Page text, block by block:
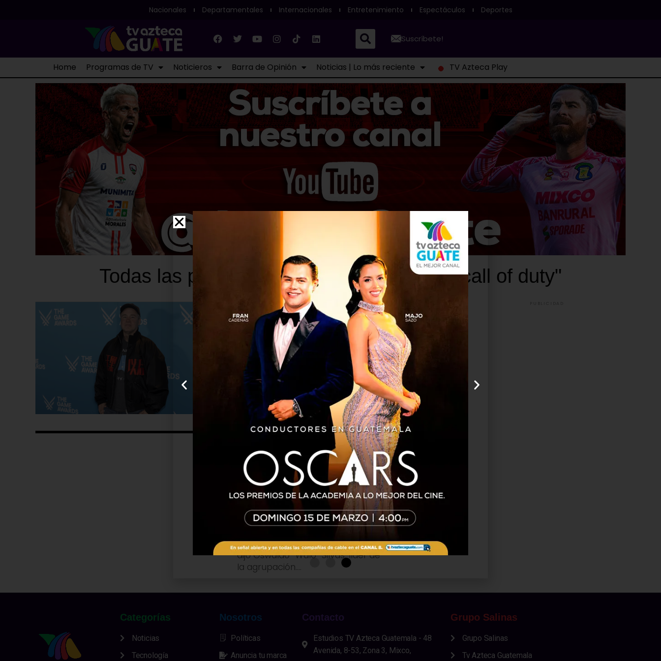
Nacionales Departamentales Internacionales Entretenimiento Espectáculos Deportes
Suscríbete!
Home Programas de TV Noticieros Barra de Opinión Noticias | Lo más reciente TV Azteca Play
Todas las publicaciones etiquetadas con "call of duty"
ENTRETENIMIENTO 8 meses atrás
Fallece Vince Zampella, el
creador de la franquicia «Call
of Duty»
El desarrollador de videojuegos Vince Zampella,
una de las personalidades más influyentes de
la industria y vinculado directamente a la
creación de la exitosa franquicia Call...
4 años atrás
Banda MS presentó su nueva
canción un corrido a Call of
Duty
El corrido mexicano vuelve a hacer historia al
llegar a los videojuegos, mediante una
Duty y la Banda MS de Sergio Lizárraga,
dijo Oswaldo “Walo” Silvas, líder de
la agrupación....
Categorías
Noticias
Tecnología
Nosotros
Políticas
Anuncia tu marca
Contacto
Estudios TV Azteca Guatemala - 48
Avenida, 8-53, Zona 3, Mixco,
Grupo Salinas
Grupo Salinas
Tv Azteca Guatemala